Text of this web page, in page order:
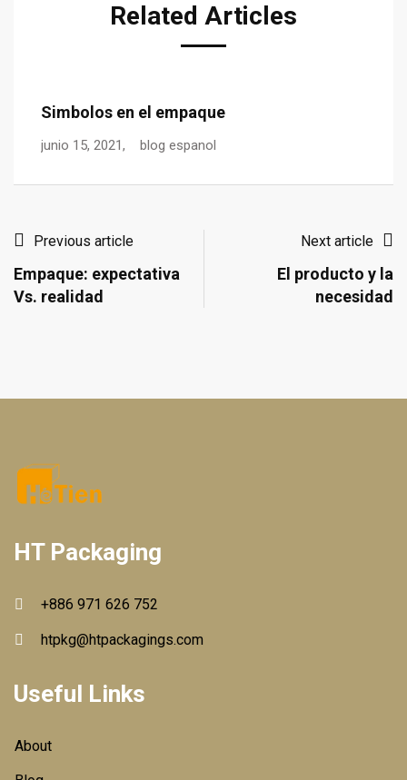
Related Articles
Laminación Brillante Vs Mate
junio 1, 2021, blog espanol
Previous article
Empaque: expectativa
Vs. realidad
Next article
El producto y la
necesidad
HT Packaging
+886 971 626 752
htpkg@htpackagings.com
Useful Links
About